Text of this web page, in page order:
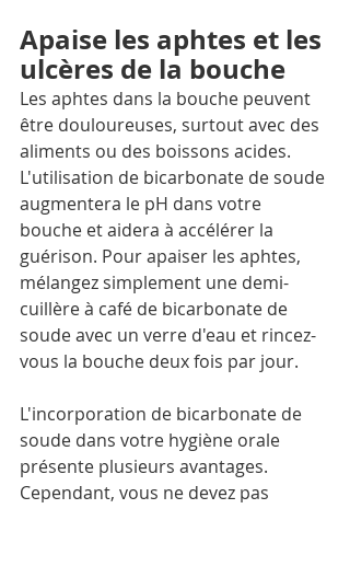
Apaise les aphtes et les
ulcères de la bouche
Les aphtes dans la bouche peuvent
être douloureuses, surtout avec des
aliments ou des boissons acides.
L'utilisation de bicarbonate de soude
augmentera le pH dans votre
bouche et aidera à accélérer la
guérison. Pour apaiser les aphtes,
mélangez simplement une demi-
cuillère à café de bicarbonate de
soude avec un verre d'eau et rincez-
vous la bouche deux fois par jour.
L'incorporation de bicarbonate de
soude dans votre hygiène orale
présente plusieurs avantages.
Cependant, vous ne devez pas